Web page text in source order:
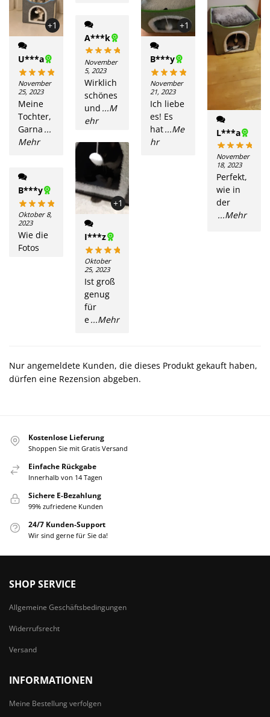
+1
U***a
November
25, 2023
Meine
Tochter,
Garna ...
Mehr
+1
B***y
November
21, 2023
Ich liebe
es! Es
hat...Me
hr
L***a
November
18, 2023
Perfekt,
wie in
der
...Mehr
A***k
November
5, 2023
Wirklich
schönes
und ...M
ehr
+1
I***z
Oktober
25, 2023
Ist groß
genug
für
e...Mehr
B***y
Oktober 8,
2023
Wie die
Fotos
Nur angemeldete Kunden, die dieses Produkt gekauft haben,
dürfen eine Rezension abgeben.
Kostenlose Lieferung
Shoppen Sie mit Gratis Versand
Einfache Rückgabe
Innerhalb von 14 Tagen
Sichere E-Bezahlung
99% zufriedene Kunden
24/7 Kunden-Support
Wir sind gerne für Sie da!
SHOP SERVICE
Allgemeine Geschäftsbedingungen
Widerrufsrecht
Versand
INFORMATIONEN
Meine Bestellung verfolgen